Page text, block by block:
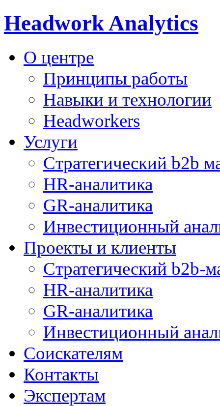
Headwork Analytics
О центре
Принципы работы
Навыки и технологии
Headworkers
Услуги
Стратегический b2b
HR-аналитика
GR-аналитика
Инвестиционный
Проекты и клиенты
Стратегический b2b-
HR-аналитика
GR-аналитика
Инвестиционный
Соискателям
Контакты
Экспертам